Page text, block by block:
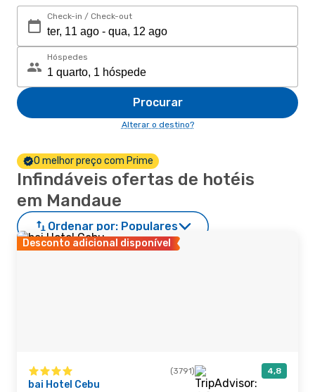
Check-in / Check-out
Hóspedes
Procurar
Alterar o destino?
O melhor preço com Prime
Infindáveis ofertas de hotéis
em Mandaue
Ordenar por: Populares
Desconto adicional disponível
(3791) 4,8
bai Hotel Cebu